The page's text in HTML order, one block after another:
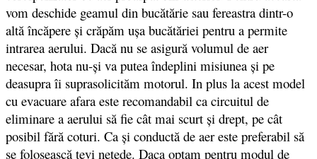
vom deschide geamul din bucătărie sau fereastra dintr-o
altă încăpere şi crăpăm uşa bucătăriei pentru a permite
intrarea aerului. Dacă nu se asigură volumul de aer
necesar, hota nu-şi va putea îndeplini misiunea şi pe
deasupra îi suprasolicităm motorul. In plus la acest model
cu evacuare afara este recomandabil ca circuitul de
eliminare a aerului să fie cât mai scurt şi drept, pe cât
posibil fără coturi. Ca şi conductă de aer este preferabil să
se folosească ţevi netede. Daca optam pentru modul de